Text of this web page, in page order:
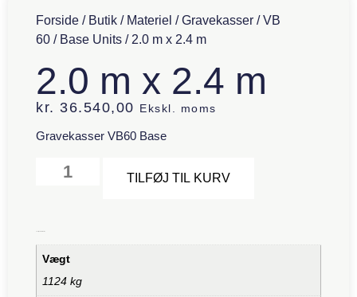
Forside / Butik / Materiel /Gravekasser /VB
60 / Base Units / 2.0 m x 2.4 m
2.0 m x 2.4 m
kr. 36.540,00 Ekskl. moms
Gravekasser VB60 Base
TILFØJ TIL KURV
Vægt
1124 kg